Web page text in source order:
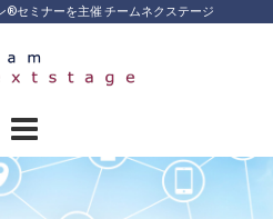
®︎セミナーを主催 チームネクステージ